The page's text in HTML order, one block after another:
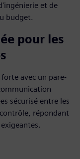
et de
budget.
pour les
forte avec un pare-
sécurisé entre les
répondant